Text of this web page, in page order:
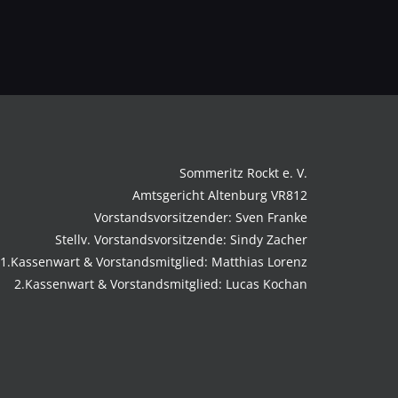
Sommeritz Rockt e. V.
Amtsgericht Altenburg VR812
Vorstandsvorsitzender: Sven Franke
Stellv. Vorstandsvorsitzende: Sindy Zacher
1.Kassenwart & Vorstandsmitglied: Matthias Lorenz
2.Kassenwart & Vorstandsmitglied: Lucas Kochan